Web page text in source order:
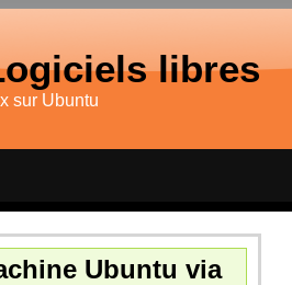
libres
sur Ubuntu
Ubuntu via